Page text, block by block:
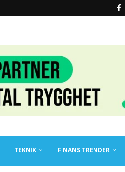
TEKNIK FINANS TRENDER